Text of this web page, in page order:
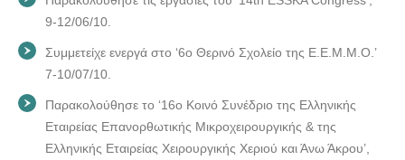
9-12/06/10.
Συμμετείχε ενεργά στο ‘6ο Θερινό Σχολείο της Ε.Ε.Μ.Μ.Ο.’
7-10/07/10.
Παρακολούθησε το ‘16ο Κοινό Συνέδριο της Ελληνικής
Εταιρείας Επανορθωτικής Μικροχειρουργικής & της
Ελληνικής Εταιρείας Χειρουργικής Χεριού και Άνω Άκρου’,